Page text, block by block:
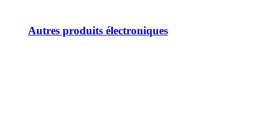
Autres produits électroniques